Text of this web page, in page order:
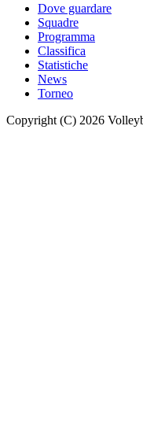
Dove guardare
Squadre
Programma
Classifica
Statistiche
News
Torneo
Copyright (C) 2026